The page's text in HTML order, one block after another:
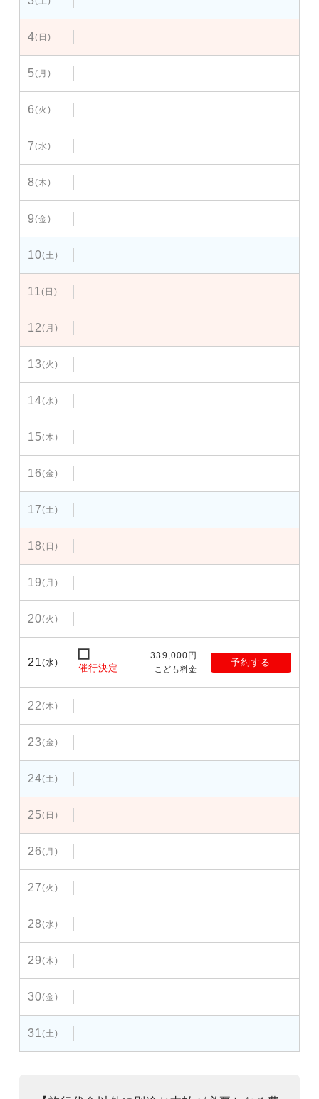
4(日)
5(月)
6(火)
7(水)
8(木)
9(金)
10(土)
11(日)
12(月)
13(火)
14(水)
15(木)
16(金)
17(土)
18(日)
19(月)
20(火)
21(水) 催行決定
339,000円
こども料金
予約する
22(木)
23(金)
24(土)
25(日)
26(月)
27(火)
28(水)
29(木)
30(金)
31(土)